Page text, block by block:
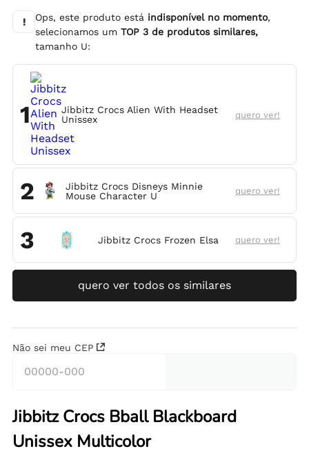
! Ops, este produto está indisponível no momento,
selecionamos um TOP 3de produtos similares,
tamanho U:
1
Jibbitz Crocs Alien With Headset
Unissex
quero ver!
2
Jibbitz Crocs Disneys Minnie
Mouse Character U
quero ver!
3 Jibbitz Crocs Frozen Elsa quero ver!
quero ver todos os similares
Não sei meu CEP
Jibbitz Crocs Bball Blackboard
Unissex Multicolor